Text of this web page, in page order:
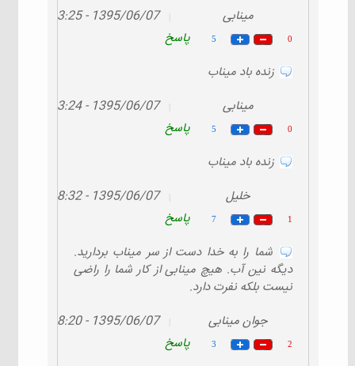
مینابی
1395/06/07 - 13:25
0
5
پاسخ
زنده باد میناب
مینابی
1395/06/07 - 13:24
0
5
پاسخ
زنده باد میناب
خلیل
1395/06/07 - 08:32
1
7
پاسخ
شما را به خدا دست از سر میناب بردارید.
دیگه نین آب. هیچ مینابی از کار شما را راضی
نیست بلکه نفرت دارد.
جوان مینابی
1395/06/07 - 08:20
2
3
پاسخ